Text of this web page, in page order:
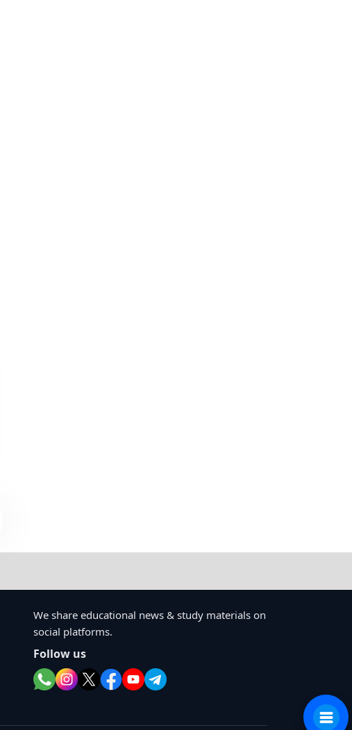
We share educational news & study materials on
social platforms.
Follow us